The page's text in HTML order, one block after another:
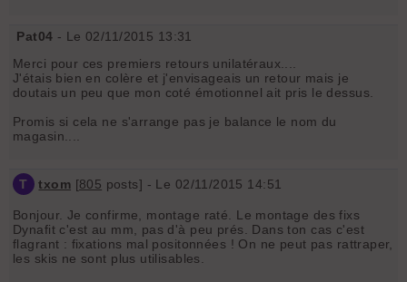
Pat04 - Le 02/11/2015 13:31
Merci pour ces premiers retours unilatéraux....
J'étais bien en colère et j'envisageais un retour mais je
doutais un peu que mon coté émotionnel ait pris le dessus.
Promis si cela ne s'arrange pas je balance le nom du
magasin....
T txom [805 posts] - Le 02/11/2015 14:51
Bonjour. Je confirme, montage raté. Le montage des fixs
Dynafit c'est au mm, pas d'à peu prés. Dans ton cas c'est
flagrant : fixations mal positonnées ! On ne peut pas rattraper,
les skis ne sont plus utilisables.